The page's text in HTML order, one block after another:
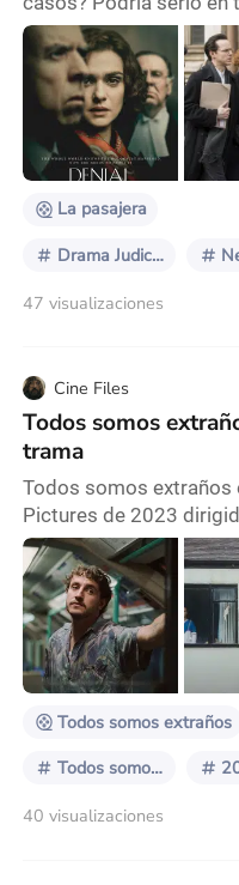
cinematográfica, una
en términos de
particular. Negación
por difamación que el
“investigador” David
editorial Penguin
La pasajera
Drama Judicial
47 visualizaciones
Cine Files
Todos somos
trama
Todos somos extraños
Pictures de 2023
Basada en Strangers
protagonizada por
Jamie Bell y Claire Foy
Recaudó 20,2 millones
me atrajo de la
en la icónica película de
Todos somos extraños
Todos somos extraños
40 visualizaciones